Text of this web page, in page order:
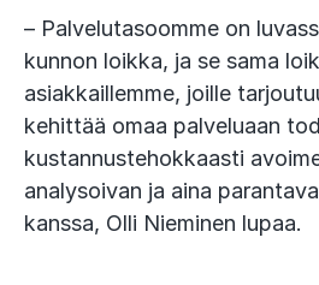
– Palvelutasoomme on
kunnon loikka, ja se sama
asiakkaillemme, joille
kehittää omaa palveluaan
kustannustehokkaasti
analysoivan ja aina
kanssa, Olli Nieminen lupaa.